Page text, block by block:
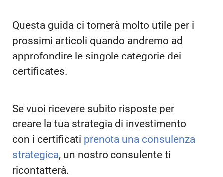
Questa guida ci tornerà molto utile per i
prossimi articoli quando andremo ad
approfondire le singole categorie dei
certificates.
Se vuoi ricevere subito risposte per
creare la tua strategia di investimento
con i certificati prenota una consulenza
strategica, un nostro consulente ti
ricontatterà.